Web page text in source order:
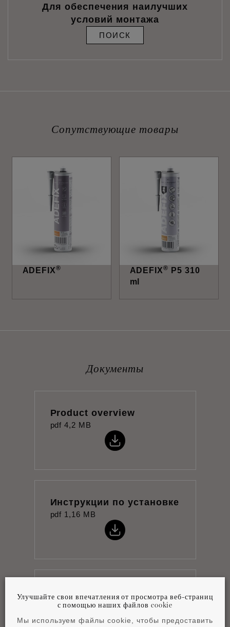
Для обеспечения наилучших
условий монтажа
ПОИСК
Сопутствующие товары
ADEFIX® ADEFIX®
P5 310
ml
Документы
Product overview
pdf 4,2 MB
Инструкции по установке
pdf 1,16 MB
pdf 0,9 MB
Улучшайте свои впечатления от просмотра веб-страниц
с помощью наших файлов cookie
Мы используем файлы cookie, чтобы предоставить